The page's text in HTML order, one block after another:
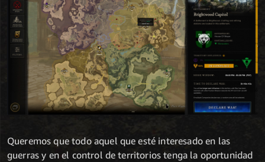
Queremos que todo aquel que esté interesado en las
guerras y en el control de territorios tenga la oportunidad